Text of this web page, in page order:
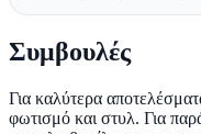
Συμβουλές
Για καλύτερα
φωτισμό και στυλ. Για